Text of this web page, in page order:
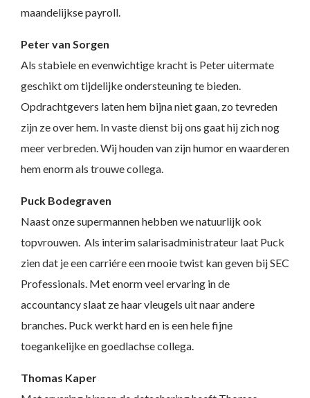
maandelijkse payroll.
Peter van Sorgen
Als stabiele en evenwichtige kracht is Peter uitermate
geschikt om tijdelijke ondersteuning te bieden.
Opdrachtgevers laten hem bijna niet gaan, zo tevreden
zijn ze over hem. In vaste dienst bij ons gaat hij zich nog
meer verbreden. Wij houden van zijn humor en waarderen
hem enorm als trouwe collega.
Puck Bodegraven
Naast onze supermannen hebben we natuurlijk ook
topvrouwen. Als interim salarisadministrateur laat Puck
zien dat je een carriére een mooie twist kan geven bij SEC
Professionals. Met enorm veel ervaring in de
accountancy slaat ze haar vleugels uit naar andere
branches. Puck werkt hard en is een hele fijne
toegankelijke en goedlachse collega.
Thomas Kaper